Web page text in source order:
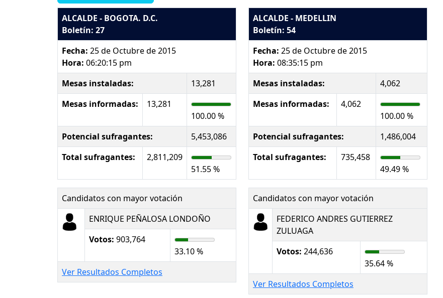
ALCALDE - BOGOTA. D.C.
Boletín: 27
Fecha: 25 de Octubre de 2015
Hora: 06:20:15 pm
Mesas instaladas:
13,281
Mesas informadas:
13,281
100.00 %
Potencial sufragantes:
5,453,086
Total sufragantes:
2,811,209
51.55 %
Candidatos con mayor votación
ENRIQUE PEÑALOSA LONDOÑO
Votos: 903,764
33.10 %
Ver Resultados Completos
ALCALDE - MEDELLIN
Boletín: 54
Fecha: 25 de Octubre de 2015
Hora: 08:35:15 pm
Mesas instaladas:
4,062
Mesas informadas:
4,062
100.00 %
Potencial sufragantes:
1,486,004
Total sufragantes:
735,458
49.49 %
Candidatos con mayor votación
FEDERICO ANDRES GUTIERREZ
ZULUAGA
Votos: 244,636
35.64 %
Ver Resultados Completos